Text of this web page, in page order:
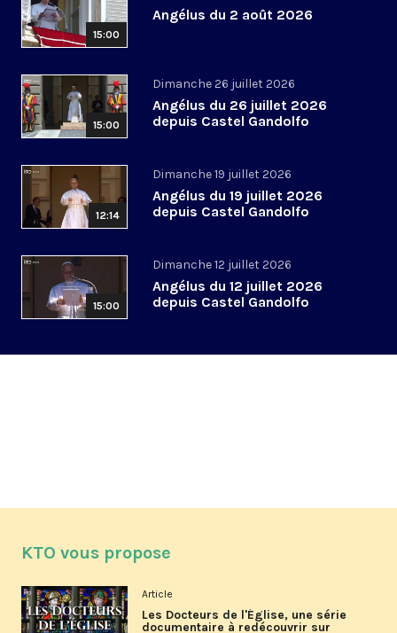
15:00
Angélus du 2 août 2026
15:00
Dimanche 26 juillet 2026
Angélus du 26 juillet 2026
depuis Castel Gandolfo
12:14
Dimanche 19 juillet 2026
Angélus du 19 juillet 2026
depuis Castel Gandolfo
15:00
Dimanche 12 juillet 2026
Angélus du 12 juillet 2026
depuis Castel Gandolfo
KTO vous propose
Article
Les Docteurs de l'Église, une série
documentaire à redécouvrir sur